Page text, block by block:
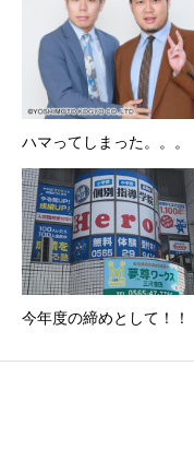
ハマってしまった。。。
今年度の締めとして！！